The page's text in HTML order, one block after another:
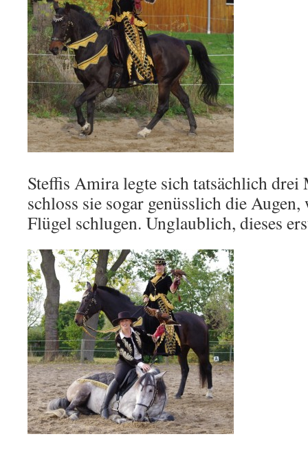
Steffis Amira legte sich tatsächlich drei
schloss sie sogar genüsslich die
Flügel schlugen. Unglaublich, dieses